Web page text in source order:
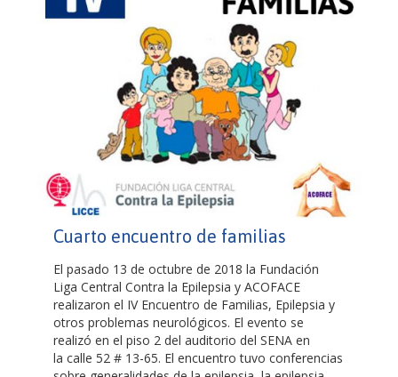
Cuarto encuentro de familias
El pasado 13 de octubre de 2018 la Fundación
Liga Central Contra la Epilepsia y ACOFACE
realizaron el IV Encuentro de Familias, Epilepsia y
otros problemas neurológicos. El evento se
realizó en el piso 2 del auditorio del SENA en
la calle 52 # 13-65. El encuentro tuvo conferencias